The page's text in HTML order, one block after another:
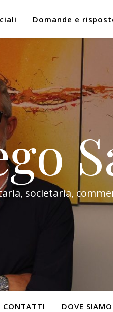
Domande e
societaria,
CONTATTI DOVE SIAMO